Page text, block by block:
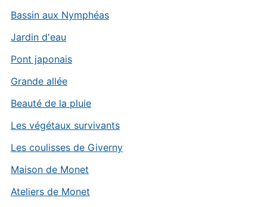
Bassin aux Nymphéas
Jardin d'eau
Pont japonais
Grande allée
Beauté de la pluie
Les végétaux survivants
Les coulisses de Giverny
Maison de Monet
Ateliers de Monet